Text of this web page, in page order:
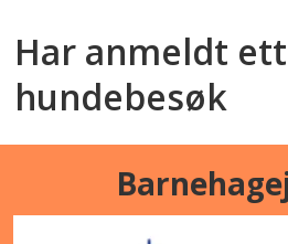
Har anmeldt
hundebesøk